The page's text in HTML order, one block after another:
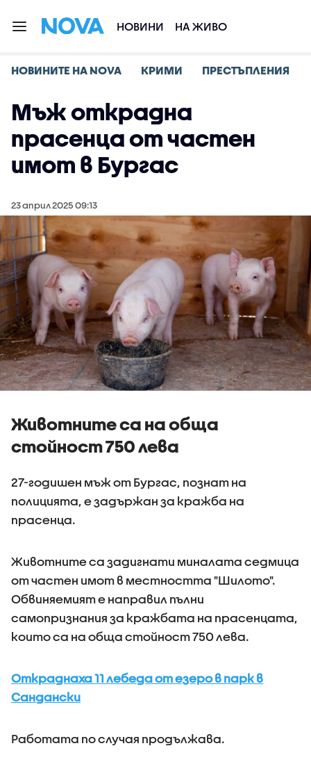
НОВИНИ НА ЖИВО
НОВИНИТЕ НА NOVA КРИМИ ПРЕСТЪПЛЕНИЯ
Мъж открадна
прасенца от частен
имот в Бургас
23 април 2025 09:13
Животните са на обща
стойност 750 лева
27-годишен мъж от Бургас, познат на
полицията, е задържан за кражба на
прасенца.
Животните са задигнати миналата седмица
от частен имот в местността "Шилото".
Обвиняемият е направил пълни
самопризнания за кражбата на прасенцата,
които са на обща стойност 750 лева.
Откраднаха 11 лебеда от езеро в парк в
Сандански
Работата по случая продължава.